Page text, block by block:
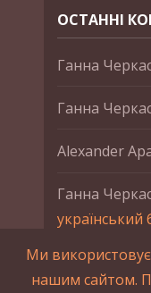
ОСТАННІ
Ганна
Ганна
Alexander
Ганна
український
Ганна
Ми
нашим сайтом.